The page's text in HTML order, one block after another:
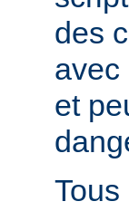
des
avec
et